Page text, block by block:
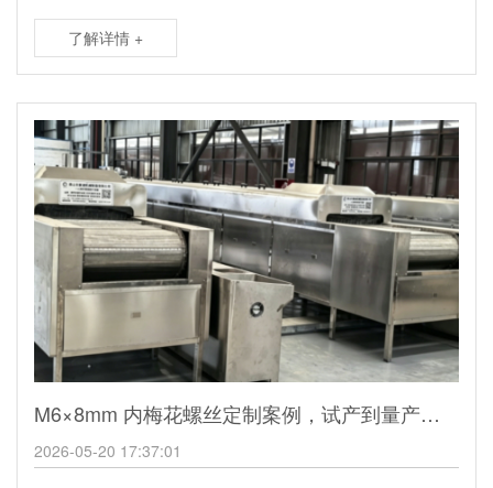
了解详情 +
M6×8mm 内梅花螺丝定制案例，试产到量产一站式紧固件解决方案
2026-05-20 17:37:01